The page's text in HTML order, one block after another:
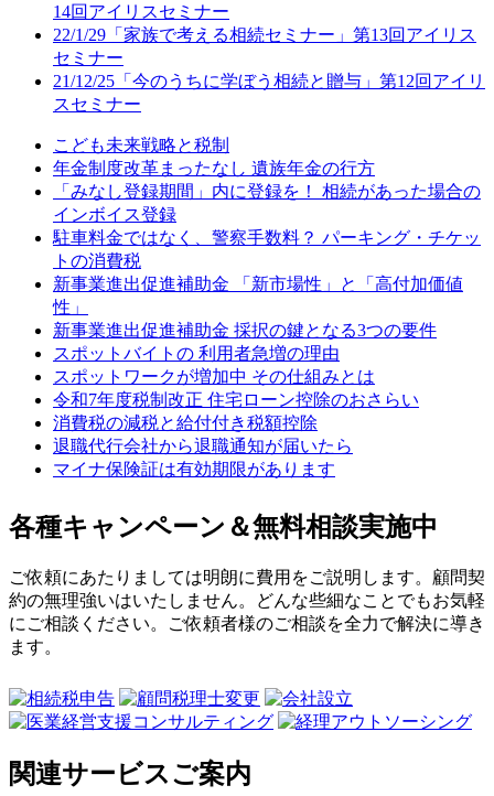
14回アイリスセミナー
22/1/29「家族で考える相続セミナー」第13回アイリス
セミナー
21/12/25「今のうちに学ぼう相続と贈与」第12回アイリ
スセミナー
こども未来戦略と税制
年金制度改革まったなし 遺族年金の行方
「みなし登録期間」内に登録を！ 相続があった場合の
インボイス登録
駐車料金ではなく、警察手数料？ パーキング・チケッ
トの消費税
新事業進出促進補助金 「新市場性」と「高付加価値
性」
新事業進出促進補助金 採択の鍵となる3つの要件
スポットバイトの 利用者急増の理由
スポットワークが増加中 その仕組みとは
令和7年度税制改正 住宅ローン控除のおさらい
消費税の減税と給付付き税額控除
退職代行会社から退職通知が届いたら
マイナ保険証は有効期限があります
各種キャンペーン＆無料相談実施中
ご依頼にあたりましては明朗に費用をご説明します。顧問契
約の無理強いはいたしません。どんな些細なことでもお気軽
にご相談ください。ご依頼者様のご相談を全力で解決に導き
ます。
関連サービスご案内